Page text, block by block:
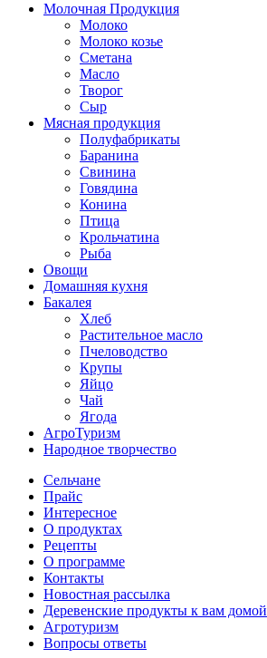
Молочная Продукция
Молоко
Молоко козье
Сметана
Масло
Творог
Сыр
Мясная продукция
Полуфабрикаты
Баранина
Свинина
Говядина
Конина
Птица
Крольчатина
Рыба
Овощи
Домашняя кухня
Бакалея
Хлеб
Растительное масло
Пчеловодство
Крупы
Яйцо
Чай
Ягода
АгроТуризм
Народное творчество
Сельчане
Прайс
Интересное
О продуктах
Рецепты
О программе
Контакты
Новостная рассылка
Деревенские продукты к вам домой
Агротуризм
Вопросы ответы